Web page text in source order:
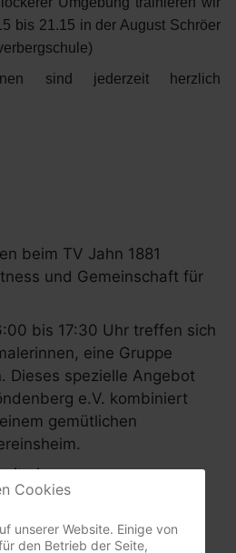
bis 21.15 in der August Schröer
sind jederzeit herzlich
beim TV Jahn 1881
und Gemeinschaft für
bis 17:30 Uhr treffen sich
eine Gruppe
Dieses spezielle Angebot
e.V. kombiniert
gemütlichen
einer
die speziell
Möglichkeiten älterer
Unter Anleitung unserer
Cookies
unserer Website. Einige von
den Betrieb der Seite,